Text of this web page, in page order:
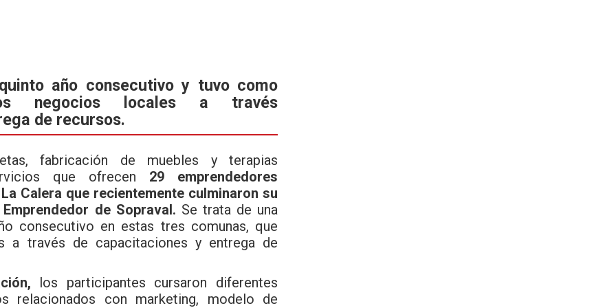
año consecutivo y tuvo como
negocios locales a través
de recursos.
fabricación de muebles y terapias
que ofrecen 29 emprendedores
Calera que recientemente culminaron su
de Sopraval. Se trata de una
consecutivo en estas tres comunas, que
a través de capacitaciones y entrega de
los participantes cursaron diferentes
relacionados con marketing, modelo de